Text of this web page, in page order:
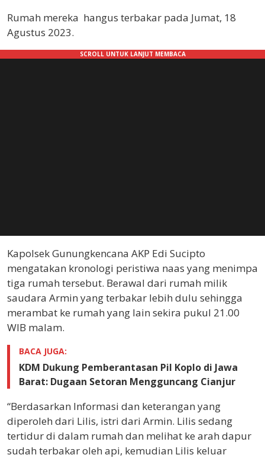
Rumah mereka hangus terbakar pada Jumat, 18
Agustus 2023.
Kapolsek Gunungkencana AKP Edi Sucipto
mengatakan kronologi peristiwa naas yang menimpa
tiga rumah tersebut. Berawal dari rumah milik
saudara Armin yang terbakar lebih dulu sehingga
merambat ke rumah yang lain sekira pukul 21.00
WIB malam.
BACA JUGA:
KDM Dukung Pemberantasan Pil Koplo di Jawa
Barat: Dugaan Setoran Mengguncang Cianjur
“Berdasarkan Informasi dan keterangan yang
diperoleh dari Lilis, istri dari Armin. Lilis sedang
tertidur di dalam rumah dan melihat ke arah dapur
sudah terbakar oleh api, kemudian Lilis keluar